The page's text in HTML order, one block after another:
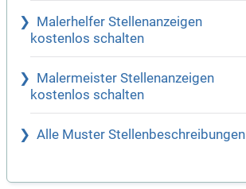
Malerhelfer Stellenanzeigen
kostenlos schalten
Malermeister Stellenanzeigen
kostenlos schalten
Alle Muster Stellenbeschreibungen